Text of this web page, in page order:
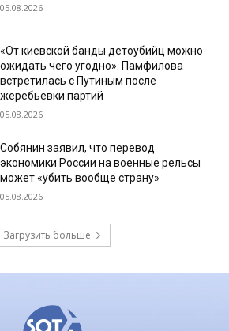
05.08.2026
«От киевской банды детоубийц можно
ожидать чего угодно». Памфилова
встретилась с Путиным после
жеребьевки партий
05.08.2026
Собянин заявил, что перевод
экономики России на военные рельсы
может «убить вообще страну»
05.08.2026
Загрузить больше